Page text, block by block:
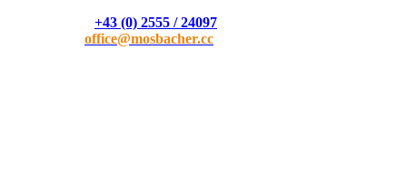
+43 (0) 2555 / 24097
office@mosbacher.cc